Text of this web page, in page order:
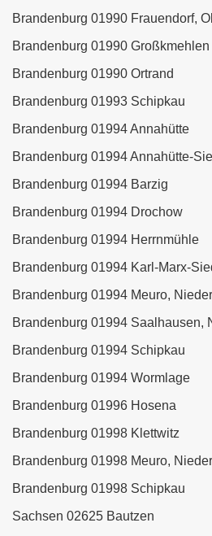
Brandenburg 01990 Frauendorf,
Brandenburg 01990 Großkmehlen
Brandenburg 01990 Ortrand
Brandenburg 01993 Schipkau
Brandenburg 01994 Annahütte
Brandenburg 01994 Annahütte-
Brandenburg 01994 Barzig
Brandenburg 01994 Drochow
Brandenburg 01994 Herrnmühle
Brandenburg 01994 Karl-Marx-
Brandenburg 01994 Meuro,
Brandenburg 01994 Saalhausen,
Brandenburg 01994 Schipkau
Brandenburg 01994 Wormlage
Brandenburg 01996 Hosena
Brandenburg 01998 Klettwitz
Brandenburg 01998 Meuro,
Brandenburg 01998 Schipkau
Sachsen 02625 Bautzen